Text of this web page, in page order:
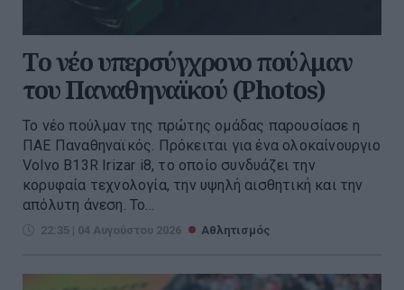
Tο νέο υπερσύγχρονο πούλμαν
του Παναθηναϊκού (Photos)
Το νέο πούλμαν της πρώτης ομάδας παρουσίασε η
ΠΑΕ Παναθηναϊκός. Πρόκειται για ένα ολοκαίνουργιο
Volvo B13R Irizar i8, το οποίο συνδυάζει την
κορυφαία τεχνολογία, την υψηλή αισθητική και την
απόλυτη άνεση. Το...
22:35 | 04 Αυγούστου 2026 Αθλητισμός